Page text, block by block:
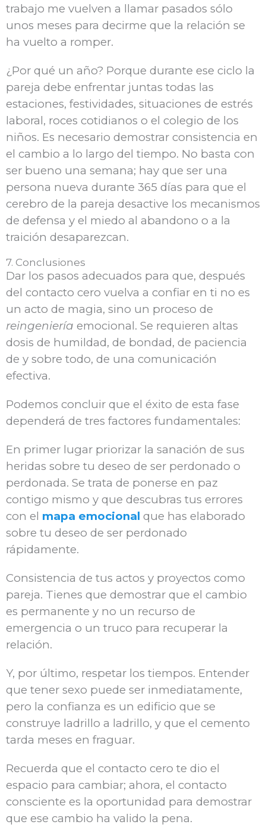
trabajo me vuelven a llamar pasados sólo
unos meses para decirme que la relación se
ha vuelto a romper.
¿Por qué un año? Porque durante ese ciclo la
pareja debe enfrentar juntas todas las
estaciones, festividades, situaciones de estrés
laboral, roces cotidianos o el colegio de los
niños. Es necesario demostrar consistencia en
el cambio a lo largo del tiempo. No basta con
ser bueno una semana; hay que ser una
persona nueva durante 365 días para que el
cerebro de la pareja desactive los mecanismos
de defensa y el miedo al abandono o a la
traición desaparezcan.
7. Conclusiones
Dar los pasos adecuados para que, después
del contacto cero vuelva a confiar en ti no es
un acto de magia, sino un proceso de
reingeniería emocional. Se requieren altas
dosis de humildad, de bondad, de paciencia
de y sobre todo, de una comunicación
efectiva.
Podemos concluir que el éxito de esta fase
dependerá de tres factores fundamentales:
En primer lugar priorizar la sanación de sus
heridas sobre tu deseo de ser perdonado o
perdonada. Se trata de ponerse en paz
contigo mismo y que descubras tus errores
con el mapa emocional que has elaborado
sobre tu deseo de ser perdonado
rápidamente.
Consistencia de tus actos y proyectos como
pareja. Tienes que demostrar que el cambio
es permanente y no un recurso de
emergencia o un truco para recuperar la
relación.
Y, por último, respetar los tiempos. Entender
que tener sexo puede ser inmediatamente,
pero la confianza es un edificio que se
construye ladrillo a ladrillo, y que el cemento
tarda meses en fraguar.
Recuerda que el contacto cero te dio el
espacio para cambiar; ahora, el contacto
consciente es la oportunidad para demostrar
que ese cambio ha valido la pena.